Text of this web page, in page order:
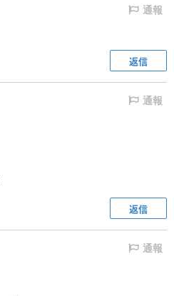
通報
返信
通報
返信
通報